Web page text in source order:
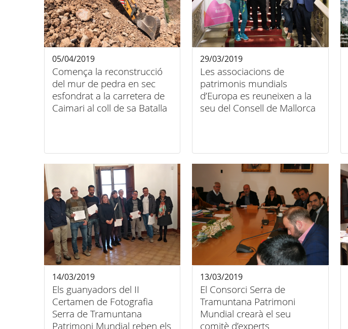
Comença la reconstrucció
del mur de pedra en sec
esfondrat a la carretera de
Caimari al coll de sa Batalla
05/04/2019
Les associacions de
patrimonis mundials
d’Europa es reuneixen a la
seu del Consell de Mallorca
29/03/2019
Els guanyadors del II
Certamen de Fotografia
Serra de Tramuntana
Patrimoni Mundial reben els
14/03/2019
El Consorci Serra de
Tramuntana Patrimoni
Mundial crearà el seu
comitè d’experts
13/03/2019